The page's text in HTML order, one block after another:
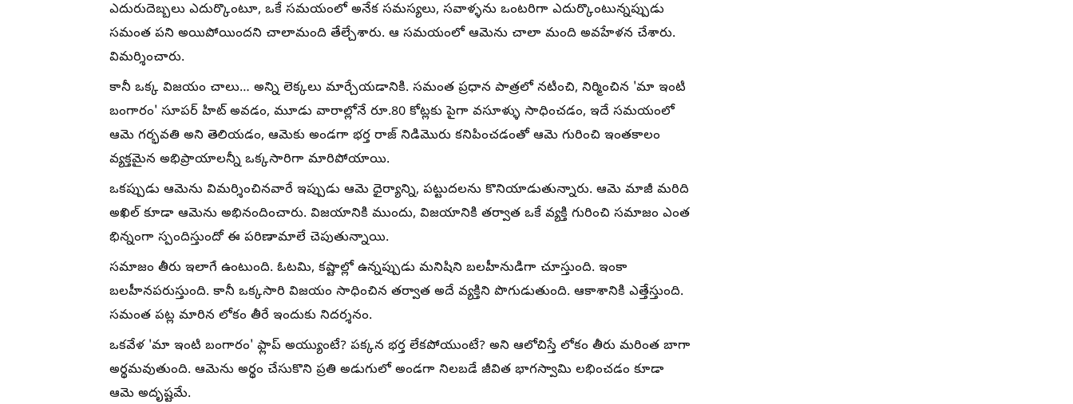
ఎదురుదెబ్బలు ఎదుర్కొంటూ, ఒకే సమయంలో అనేక సమస్యలు, సవాళ్ళను ఒంటరిగా ఎదుర్కొంటున్నప్పుడు
సమంత పని అయిపోయిందని చాలామంది తేల్చేశారు. ఆ సమయంలో ఆమెను చాలా మంది అవహేళన చేశారు.
విమర్శించారు.
కానీ ఒక్క విజయం చాలు… అన్ని లెక్కలు మార్చేయడానికి. సమంత ప్రధాన పాత్రలో నటించి, నిర్మించిన 'మా ఇంటి
బంగారం' సూపర్ హిట్ అవడం, మూడు వారాల్లోనే రూ.80 కోట్లకు పైగా వసూళ్ళు సాధించడం, ఇదే సమయంలో
ఆమె గర్భవతి అని తెలియడం, ఆమెకు అండగా భర్త రాజ్ నిడిమొరు కనిపించడంతో ఆమె గురించి ఇంతకాలం
వ్యక్తమైన అభిప్రాయాలన్నీ ఒక్కసారిగా మారిపోయాయి.
ఒకప్పుడు ఆమెను విమర్శించినవారే ఇప్పుడు ఆమె ధైర్యాన్ని, పట్టుదలను కొనియాడుతున్నారు. ఆమె మాజీ మరిది
అఖిల్ కూడా ఆమెను అభినందించారు. విజయానికి ముందు, విజయానికి తర్వాత ఒకే వ్యక్తి గురించి సమాజం ఎంత
భిన్నంగా స్పందిస్తుందో ఈ పరిణామాలే చెపుతున్నాయి.
సమాజం తీరు ఇలాగే ఉంటుంది. ఓటమి, కష్టాల్లో ఉన్నప్పుడు మనిషిని బలహీనుడిగా చూస్తుంది. ఇంకా
బలహీనపరుస్తుంది. కానీ ఒక్కసారి విజయం సాధించిన తర్వాత అదే వ్యక్తిని పొగుడుతుంది. ఆకాశానికి ఎత్తేస్తుంది.
సమంత పట్ల మారిన లోకం తీరే ఇందుకు నిదర్శనం.
ఒకవేళ 'మా ఇంటి బంగారం' ఫ్లాప్ అయ్యుంటే? పక్కన భర్త లేకపోయుంటే? అని ఆలోచిస్తే లోకం తీరు మరింత బాగా
అర్థమవుతుంది. ఆమెను అర్థం చేసుకొని ప్రతి అడుగులో అండగా నిలబడే జీవిత భాగస్వామి లభించడం కూడా
ఆమె అదృష్టమే.